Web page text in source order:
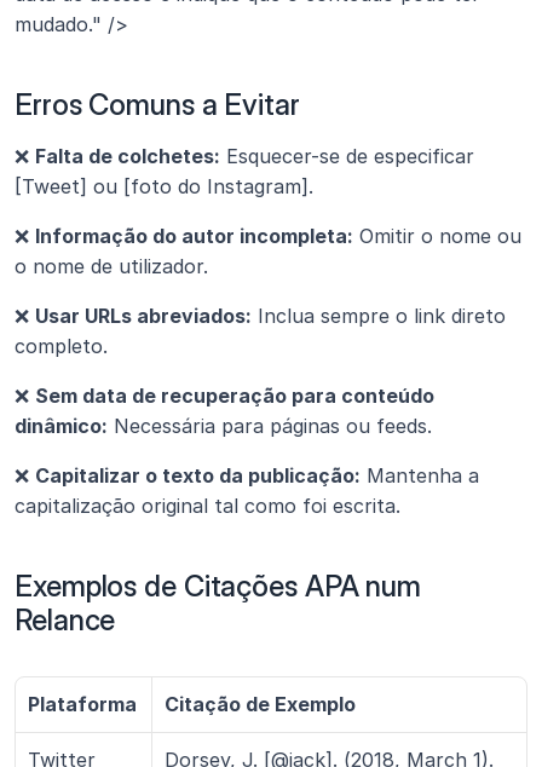
mudado." />
Erros Comuns a Evitar
❌ Falta de colchetes: Esquecer-se de especificar
[Tweet] ou [foto do Instagram].
❌ Informação do autor incompleta: Omitir o nome ou
o nome de utilizador.
❌ Usar URLs abreviados: Inclua sempre o link direto
completo.
❌ Sem data de recuperação para conteúdo
dinâmico: Necessária para páginas ou feeds.
❌ Capitalizar o texto da publicação: Mantenha a
capitalização original tal como foi escrita.
Exemplos de Citações APA num
Relance
Plataforma Citação de Exemplo
Twitter